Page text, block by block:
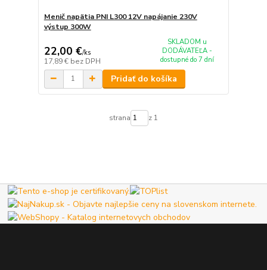
Menič napätia PNI L300 12V napájanie 230V
výstup 300W
22,00 €/ks
17,89 € bez DPH
SKLADOM u
DODÁVATEĽA -
dostupné do 7 dní
Pridať do košíka
strana z 1